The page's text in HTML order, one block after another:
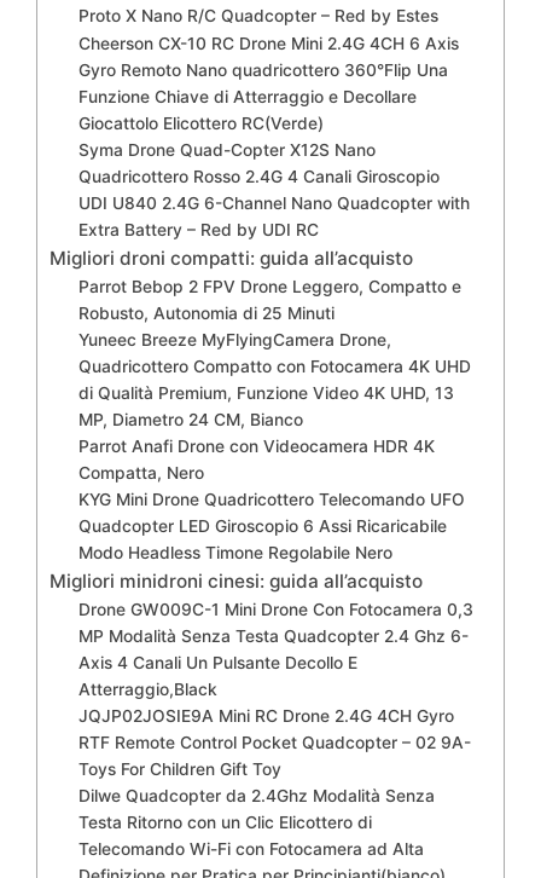
Proto X Nano R/C Quadcopter – Red by Estes
Cheerson CX-10 RC Drone Mini 2.4G 4CH 6 Axis
Gyro Remoto Nano quadricottero 360°Flip Una
Funzione Chiave di Atterraggio e Decollare
Giocattolo Elicottero RC(Verde)
Syma Drone Quad-Copter X12S Nano
Quadricottero Rosso 2.4G 4 Canali Giroscopio
UDI U840 2.4G 6-Channel Nano Quadcopter with
Extra Battery – Red by UDI RC
Migliori droni compatti: guida all’acquisto
Parrot Bebop 2 FPV Drone Leggero, Compatto e
Robusto, Autonomia di 25 Minuti
Yuneec Breeze MyFlyingCamera Drone,
Quadricottero Compatto con Fotocamera 4K UHD
di Qualità Premium, Funzione Video 4K UHD, 13
MP, Diametro 24 CM, Bianco
Parrot Anafi Drone con Videocamera HDR 4K
Compatta, Nero
KYG Mini Drone Quadricottero Telecomando UFO
Quadcopter LED Giroscopio 6 Assi Ricaricabile
Modo Headless Timone Regolabile Nero
Migliori minidroni cinesi: guida all’acquisto
Drone GW009C-1 Mini Drone Con Fotocamera 0,3
MP Modalità Senza Testa Quadcopter 2.4 Ghz 6-
Axis 4 Canali Un Pulsante Decollo E
Atterraggio,Black
JQJP02JOSIE9A Mini RC Drone 2.4G 4CH Gyro
RTF Remote Control Pocket Quadcopter – 02 9A-
Toys For Children Gift Toy
Dilwe Quadcopter da 2.4Ghz Modalità Senza
Testa Ritorno con un Clic Elicottero di
Telecomando Wi-Fi con Fotocamera ad Alta